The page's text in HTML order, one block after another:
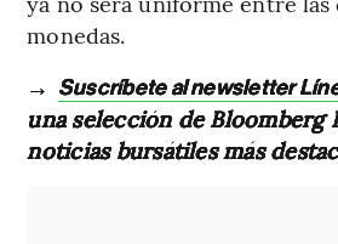
monedas.
→ Suscríbete al newsletter
una selección de Bloomberg
noticias bursátiles más